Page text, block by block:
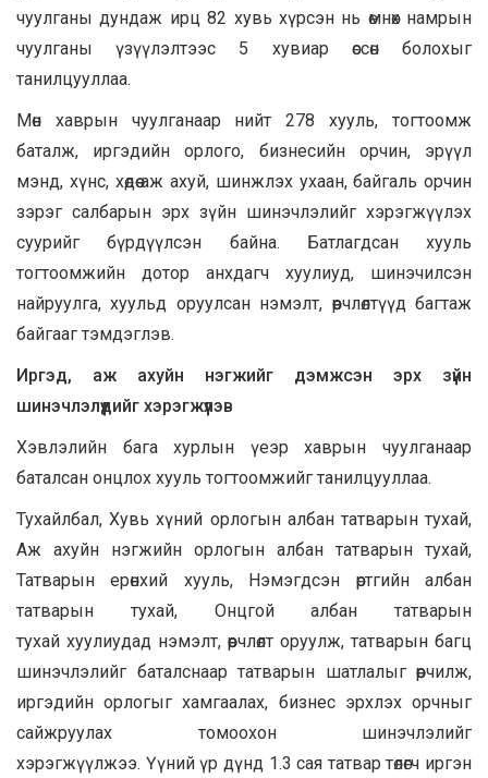
чуулганы дундаж ирц 82 хувь хүрсэн нь өмнөх намрын
чуулганы үзүүлэлтээс 5 хувиар өссөн болохыг
танилцууллаа.
Мөн хаврын чуулганаар нийт 278 хууль, тогтоомж
баталж, иргэдийн орлого, бизнесийн орчин, эрүүл
мэнд, хүнс, хөдөө аж ахуй, шинжлэх ухаан, байгаль орчин
зэрэг салбарын эрх зүйн шинэчлэлийг хэрэгжүүлэх
суурийг бүрдүүлсэн байна. Батлагдсан хууль
тогтоомжийн дотор анхдагч хуулиуд, шинэчилсэн
найруулга, хуульд оруулсан нэмэлт, өөрчлөлтүүд багтаж
байгааг тэмдэглэв.
Иргэд, аж ахуйн нэгжийг дэмжсэн эрх зүйн
шинэчлэлүүдийг хэрэгжүүлэв
Хэвлэлийн бага хурлын үеэр хаврын чуулганаар
баталсан онцлох хууль тогтоомжийг танилцууллаа.
Тухайлбал, Хувь хүний орлогын албан татварын тухай,
Аж ахуйн нэгжийн орлогын албан татварын тухай,
Татварын ерөнхий хууль, Нэмэгдсэн өртгийн албан
татварын тухай, Онцгой албан татварын
тухай хуулиудад нэмэлт, өөрчлөлт оруулж, татварын багц
шинэчлэлийг баталснаар татварын шатлалыг өөрчилж,
иргэдийн орлогыг хамгаалах, бизнес эрхлэх орчныг
сайжруулах томоохон шинэчлэлийг
хэрэгжүүлжээ. Үүний үр дүнд 1.3 сая татвар төлөгч иргэн